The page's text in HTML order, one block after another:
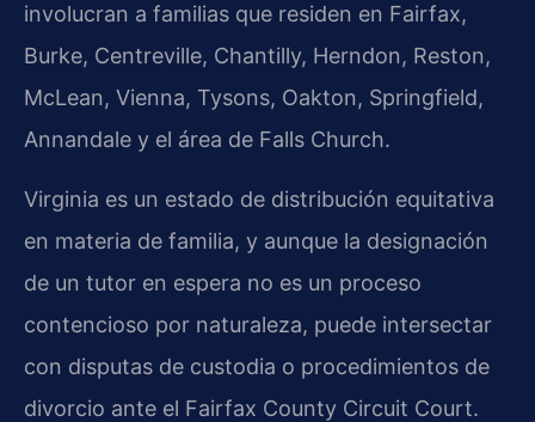
involucran a familias que residen en Fairfax,
Burke, Centreville, Chantilly, Herndon, Reston,
McLean, Vienna, Tysons, Oakton, Springfield,
Annandale y el área de Falls Church.
Virginia es un estado de distribución equitativa
en materia de familia, y aunque la designación
de un tutor en espera no es un proceso
contencioso por naturaleza, puede intersectar
con disputas de custodia o procedimientos de
divorcio ante el Fairfax County Circuit Court.